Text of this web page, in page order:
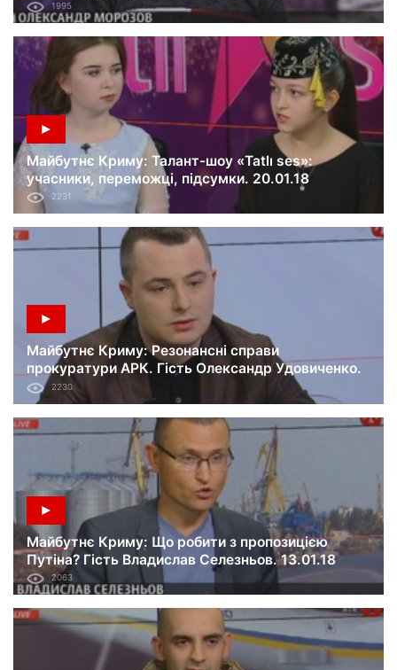
1995
Майбутнє Криму: Талант-шоу «Tatlı ses»:
учасники, переможці, підсумки. 20.01.18
2231
Майбутнє Криму: Резонансні справи
прокуратури АРК. Гість Олександр Удовиченко.
20.01.18
2230
Майбутнє Криму: Що робити з пропозицією
Путіна? Гість Владислав Селезньов. 13.01.18
2063